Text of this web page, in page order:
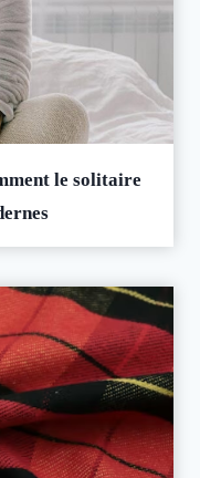
le solitaire